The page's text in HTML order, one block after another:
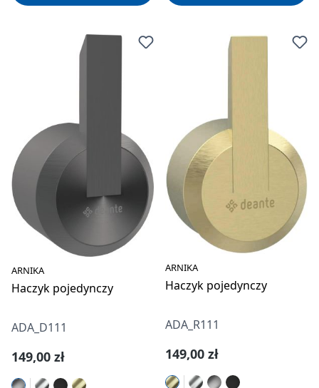
ARNIKA
Haczyk pojedynczy
ADA_D111
Cena regularna:
149,00 zł
ARNIKA
Haczyk pojedynczy
ADA_R111
Cena regularna:
149,00 zł